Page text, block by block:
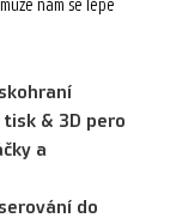
nám se lépe
& 3D pero
a
do